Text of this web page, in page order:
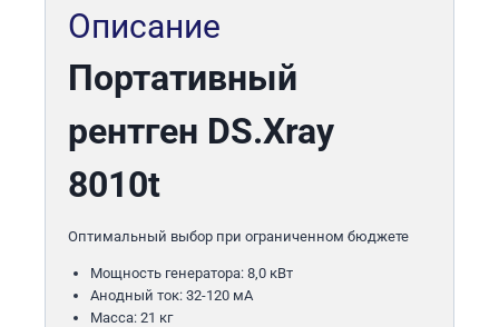
Описание
Портативный
рентген DS.Xray
8010t
Оптимальный выбор при ограниченном бюджете
Мощность генератора: 8,0 кВт
Анодный ток: 32-120 мА
Масса: 21 кг